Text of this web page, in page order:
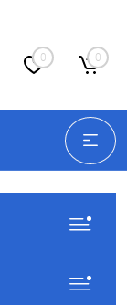
0 0